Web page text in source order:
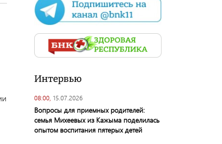
Интервью
08:00, 15.07.2026
Вопросы для приемных родителей:
семья Михеевых из Кажыма поделилась
опытом воспитания пятерых детей